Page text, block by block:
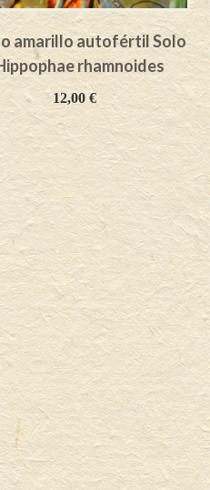
amarillo autofértil Solo
rhamnoides
12,00€